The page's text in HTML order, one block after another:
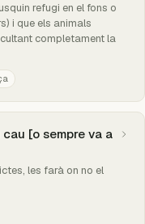
refugi en el fons o
i que els animals
completament la
[o sempre va a
les farà on no el